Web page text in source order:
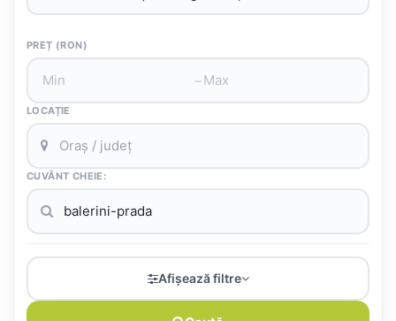
PREȚ (RON)
–
LOCAȚIE
CUVÂNT CHEIE:
Afișează filtre